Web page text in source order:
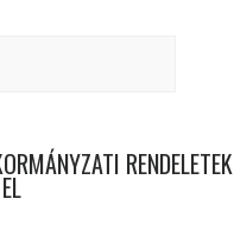
RENDELETEK